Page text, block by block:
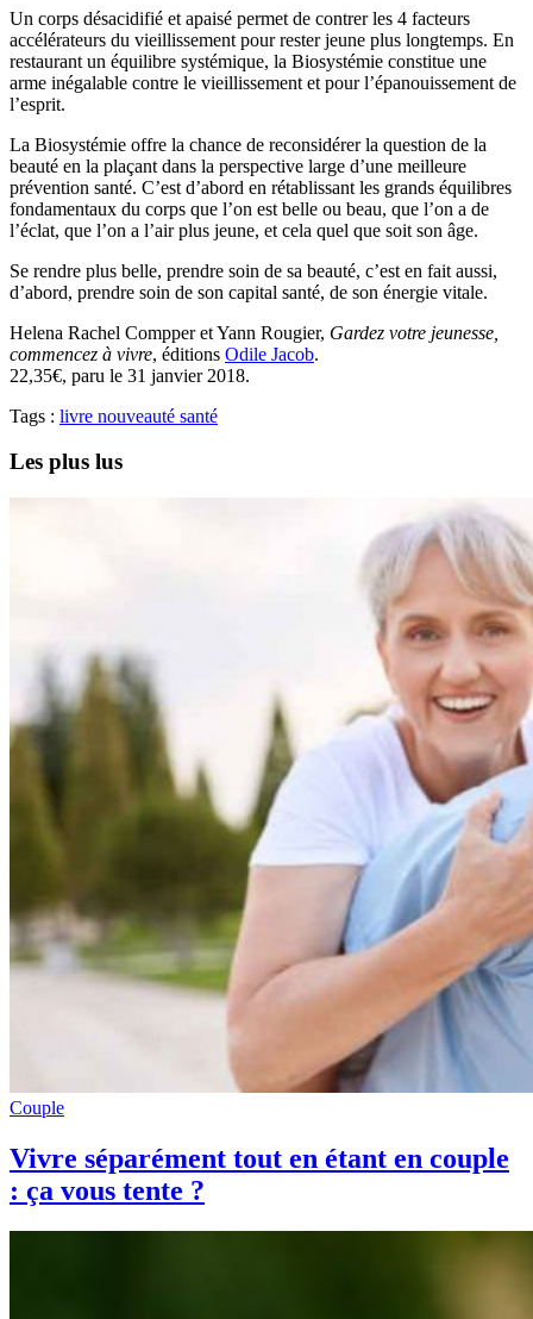
Un corps désacidifié et apaisé permet de contrer les 4 facteurs
accélérateurs du vieillissement pour rester jeune plus longtemps. En
restaurant un équilibre systémique, la Biosystémie constitue une
arme inégalable contre le vieillissement et pour l’épanouissement de
l’esprit.
La Biosystémie offre la chance de reconsidérer la question de la
beauté en la plaçant dans la perspective large d’une meilleure
prévention santé. C’est d’abord en rétablissant les grands équilibres
fondamentaux du corps que l’on est belle ou beau, que l’on a de
l’éclat, que l’on a l’air plus jeune, et cela quel que soit son âge.
Se rendre plus belle, prendre soin de sa beauté, c’est en fait aussi,
d’abord, prendre soin de son capital santé, de son énergie vitale.
Helena Rachel Compper et Yann Rougier, Gardez votre jeunesse,
commencez à vivre, éditions Odile Jacob.
22,35€, paru le 31 janvier 2018.
Tags : livre nouveauté santé
Les plus lus
Couple
Vivre séparément tout en étant en couple
: ça vous tente ?